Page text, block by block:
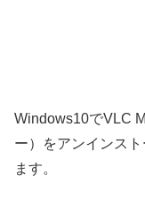
Windows10でVLC
ー）をアンインス
ます。